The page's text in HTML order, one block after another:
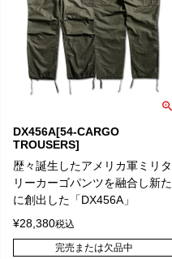
DX456A[54-CARGO
TROUSERS]
歴々誕生したアメリカ軍ミリタ
リーカーゴパンツを融合し新た
に創出した「DX456A」
¥28,380税込
完売または欠品中